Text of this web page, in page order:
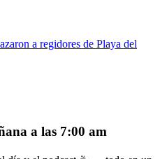
a regidores de Playa del
a las 7:00 am